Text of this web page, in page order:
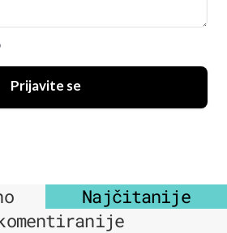
Prijavite se
Najčitanije